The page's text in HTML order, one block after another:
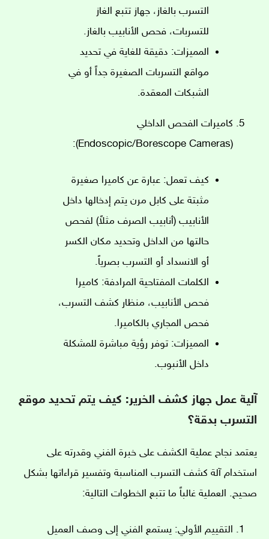
التسرب بالغاز، جهاز تتبع الغاز
للتسربات، فحص الأنابيب بالغاز.
المميزات: دقيقة للغاية في تحديد
مواقع التسربات الصغيرة جداً أو في
الشبكات المعقدة.
كاميرات الفحص الداخلي
(Endoscopic/Borescope Cameras):
كيف تعمل: عبارة عن كاميرا صغيرة
مثبتة على كابل مرن يتم إدخالها داخل
الأنابيب (أنابيب الصرف مثلاً) لفحص
حالتها من الداخل وتحديد مكان الكسر
أو الانسداد أو التسرب بصرياً.
الكلمات المفتاحية المرادفة: كاميرا
فحص الأنابيب، منظار كشف التسرب،
فحص المجاري بالكاميرا.
المميزات: توفر رؤية مباشرة للمشكلة
داخل الأنبوب.
آلية عمل جهاز كشف الخرير: كيف يتم تحديد موقع
التسرب بدقة؟
يعتمد نجاح عملية الكشف على خبرة الفني وقدرته على
استخدام آلة كشف التسرب المناسبة وتفسير قراءاتها بشكل
صحيح. العملية غالباً ما تتبع الخطوات التالية:
التقييم الأولي: يستمع الفني إلى وصف العميل